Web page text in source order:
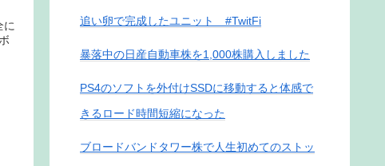
追い卵で完成したユニット #TwitFi
暴落中の日産自動車株を1,000株購入しました
PS4のソフトを外付けSSDに移動すると体感で
きるロード時間短縮になった
ブロードバンドタワー株で人生初めてのストッ